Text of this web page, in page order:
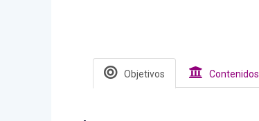
Objetivos Contenidos